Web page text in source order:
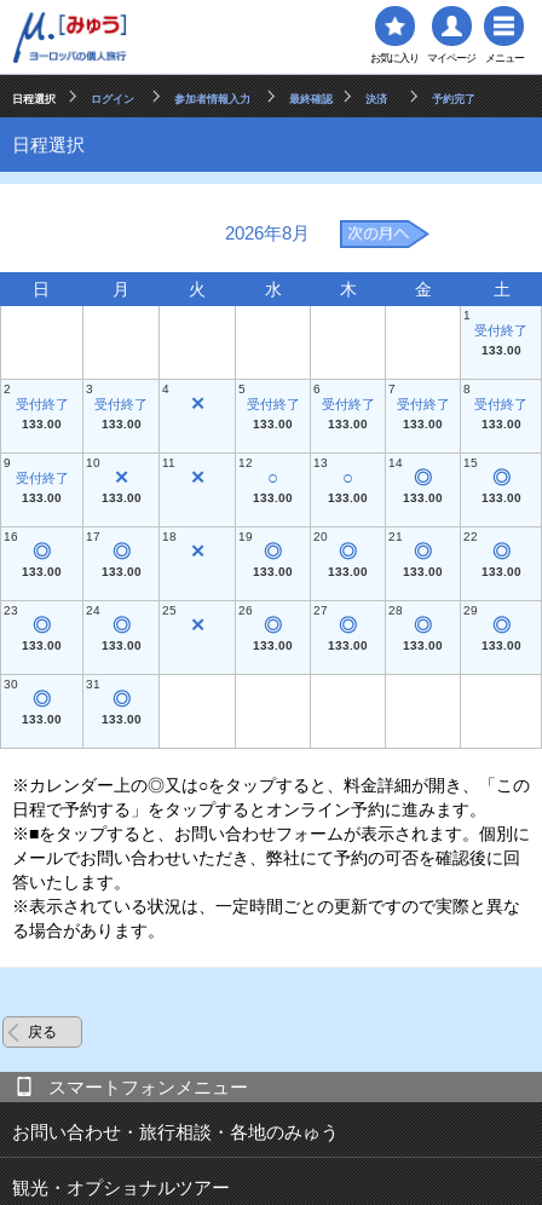
お気に入り マイページ メニュー
日程選択 ログイン 参加者情報入力 最終確認 決済 予約完了
日程選択
2026年8月
日 月 火 水 木 金 土
1
受付終了
133.00
2
受付終了
133.00
3
受付終了
133.00
4
✕
5
受付終了
133.00
6
受付終了
133.00
7
受付終了
133.00
8
受付終了
133.00
9
受付終了
133.00
10
✕
133.00
11
✕
12
○
133.00
13
○
133.00
14
◎
133.00
15
◎
133.00
16
◎
133.00
17
◎
133.00
18
✕
19
◎
133.00
20
◎
133.00
21
◎
133.00
22
◎
133.00
23
◎
133.00
24
◎
133.00
25
✕
26
◎
133.00
27
◎
133.00
28
◎
133.00
29
◎
133.00
30
◎
133.00
31
◎
133.00
※カレンダー上の◎又は○をタップすると、料金詳細が開き、「この
日程で予約する」をタップするとオンライン予約に進みます。
※■をタップすると、お問い合わせフォームが表示されます。個別に
メールでお問い合わせいただき、弊社にて予約の可否を確認後に回
答いたします。
※表示されている状況は、一定時間ごとの更新ですので実際と異な
る場合があります。
戻る
スマートフォンメニュー
お問い合わせ・旅行相談・各地のみゅう
観光・オプショナルツアー